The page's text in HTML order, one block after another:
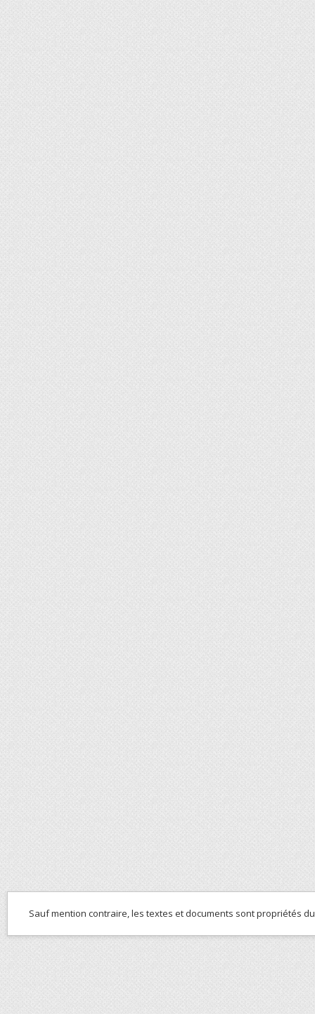
Sauf mention contraire, les textes et documents sont propriétés